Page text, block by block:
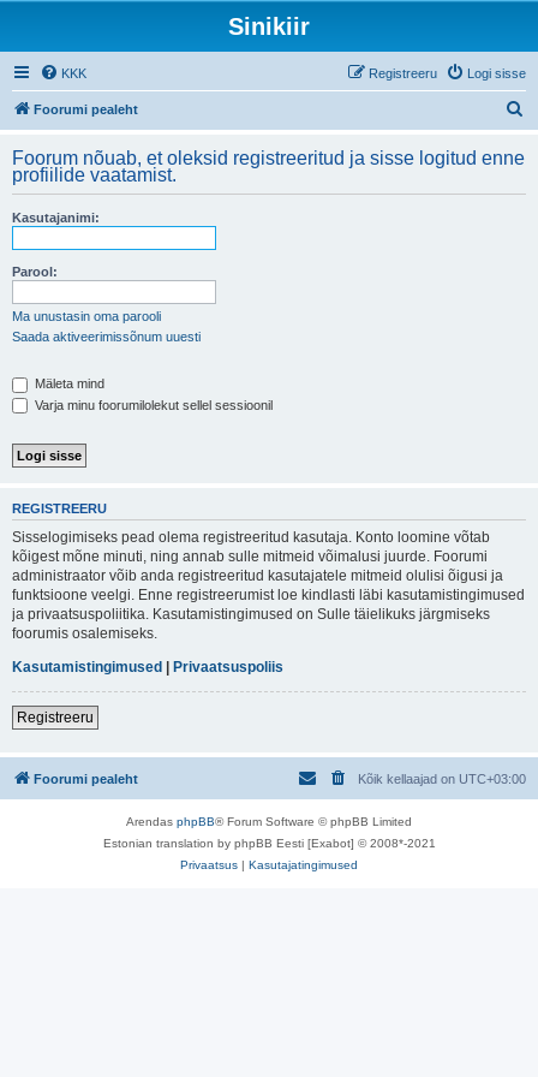
Sinikiir
KKK Logi sisse
Registreeru
Foorumi pealeht
i
Foorum nõuab, et oleksid registreeritud ja sisse logitud enne
profiilide vaatamist.
Kasutajanimi:
Parool:
Ma unustasin oma parooli
Saada aktiveerimissõnum uuesti
Mäleta mind
Varja minu foorumilolekut sellel sessioonil
REGISTREERU
Sisselogimiseks pead olema registreeritud kasutaja. Konto loomine võtab
kõigest mõne minuti, ning annab sulle mitmeid võimalusi juurde. Foorumi
administraator võib anda registreeritud kasutajatele mitmeid olulisi õigusi ja
funktsioone veelgi. Enne registreerumist loe kindlasti läbi kasutamistingimused
ja privaatsuspoliitika. Kasutamistingimused on Sulle täielikuks järgmiseks
foorumis osalemiseks.
Kasutamistingimused | Privaatsuspoliis
Registreeru
Foorumi pealeht Kõik kellaajad on UTC+03:00
Arendas phpBB® Forum Software © phpBB Limited
Estonian translation by phpBB Eesti [Exabot] © 2008*-2021
Privaatsus | Kasutajatingimused